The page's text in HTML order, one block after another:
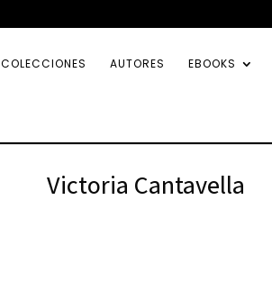
COLECCIONES AUTORES EBOOKS
Victoria Cantavella